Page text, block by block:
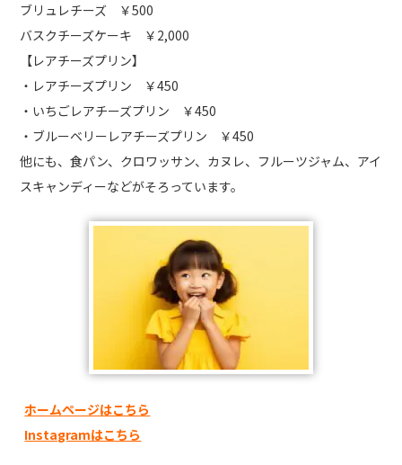
ブリュレチーズ ￥500
バスクチーズケーキ ￥2,000
【レアチーズプリン】
・レアチーズプリン ￥450
・いちごレアチーズプリン ￥450
・ブルーベリーレアチーズプリン ￥450
他にも、食パン、クロワッサン、カヌレ、フルーツジャム、アイ
スキャンディーなどがそろっています。
ホームページはこちら
Instagramはこちら